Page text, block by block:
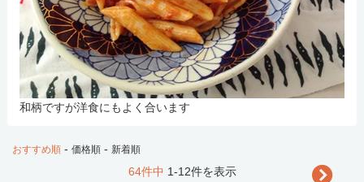
和柄ですが洋食にもよく合います
おすすめ順 - 価格順 - 新着順
64件中 1-12件を表示